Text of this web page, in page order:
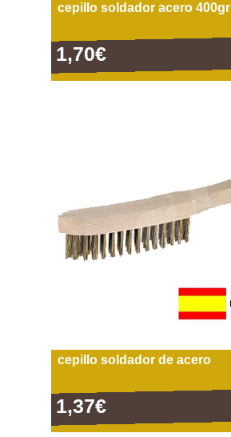
cepillo soldador acero 400gr
1,70€
cepillo soldador de acero
1,37€